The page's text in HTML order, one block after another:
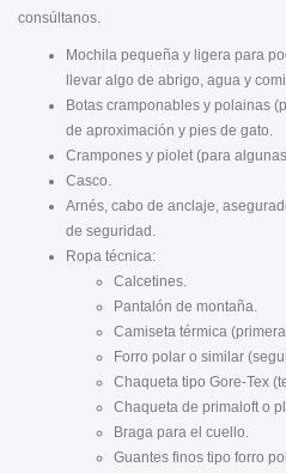
consúltanos.
Mochila pequeña y ligera para
llevar algo de abrigo, agua y
Botas cramponables y polainas
de aproximación y pies de gato.
Crampones y piolet (para
Casco.
Arnés, cabo de anclaje,
de seguridad.
Ropa técnica:
Calcetines.
Pantalón de montaña.
Camiseta térmica
Forro polar o similar
Chaqueta tipo Gore-Tex
Chaqueta de primaloft o
Braga para el cuello.
Guantes finos tipo forro